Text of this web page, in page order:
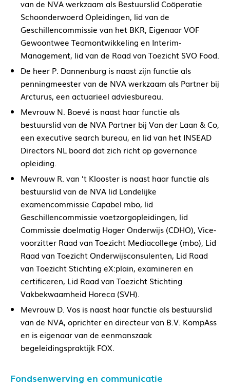
van de NVA werkzaam als Bestuurslid Coöperatie
Schoonderwoerd Opleidingen, lid van de
Geschillencommissie van het BKR, Eigenaar VOF
Gewoontwee Teamontwikkeling en Interim-
Management, lid van de Raad van Toezicht SVO Food.
De heer P. Dannenburg is naast zijn functie als
penningmeester van de NVA werkzaam als Partner bij
Arcturus, een actuarieel adviesbureau.
Mevrouw N. Boevé is naast haar functie als
bestuurslid van de NVA Partner bij Van der Laan & Co,
een executive search bureau, en lid van het INSEAD
Directors NL board dat zich richt op governance
opleiding.
Mevrouw R. van ’t Klooster is naast haar functie als
bestuurslid van de NVA lid Landelijke
examencommissie Capabel mbo, lid
Geschillencommissie voetzorgopleidingen, lid
Commissie doelmatig Hoger Onderwijs (CDHO), Vice-
voorzitter Raad van Toezicht Mediacollege (mbo), Lid
Raad van Toezicht Onderwijsconsulenten, Lid Raad
van Toezicht Stichting eX:plain, examineren en
certificeren, Lid Raad van Toezicht Stichting
Vakbekwaamheid Horeca (SVH).
Mevrouw D. Vos is naast haar functie als bestuurslid
van de NVA, oprichter en directeur van B.V. KompAss
en is eigenaar van de eenmanszaak
begeleidingspraktijk FOX.
Fondsenwerving en communicatie